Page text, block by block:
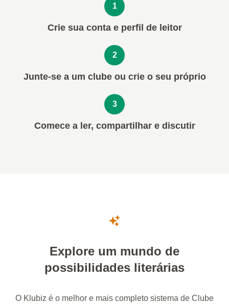
1
Crie sua conta e perfil de leitor
2
Junte-se a um clube ou crie o seu próprio
3
Comece a ler, compartilhar e discutir
Explore um mundo de
possibilidades literárias
O Klubiz é o melhor e mais completo sistema de Clube